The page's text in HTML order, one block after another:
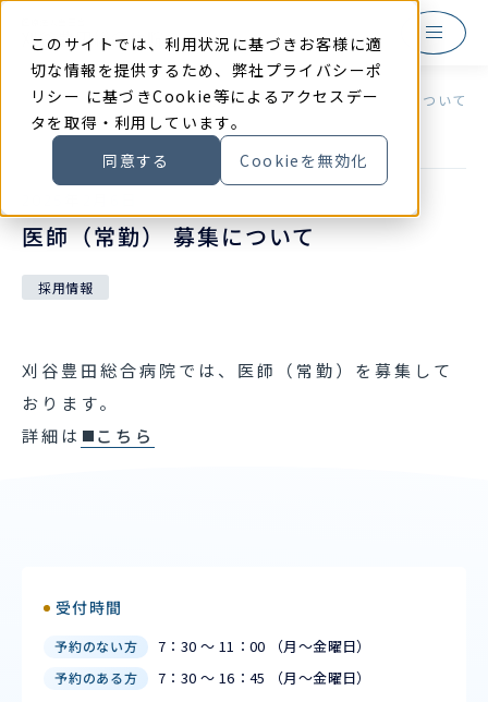
このサイトでは、利用状況に基づきお客様に適
切な情報を提供するため、弊社プライバシーポ
リシー に基づきCookie等によるアクセスデー
タを取得・利用しています。
同意する
Cookieを無効化
本
TOP お知らせ 医師（常勤） 募集について
医師（常勤） 募集について
採用情報
刈谷豊田総合病院では、医師（常勤）を募集して
おります。
詳細は
こちら
受付時間
予約のない方 7：30 ～ 11：00 （月〜金曜日）
予約のある方 7：30 ～ 16：45 （月〜金曜日）